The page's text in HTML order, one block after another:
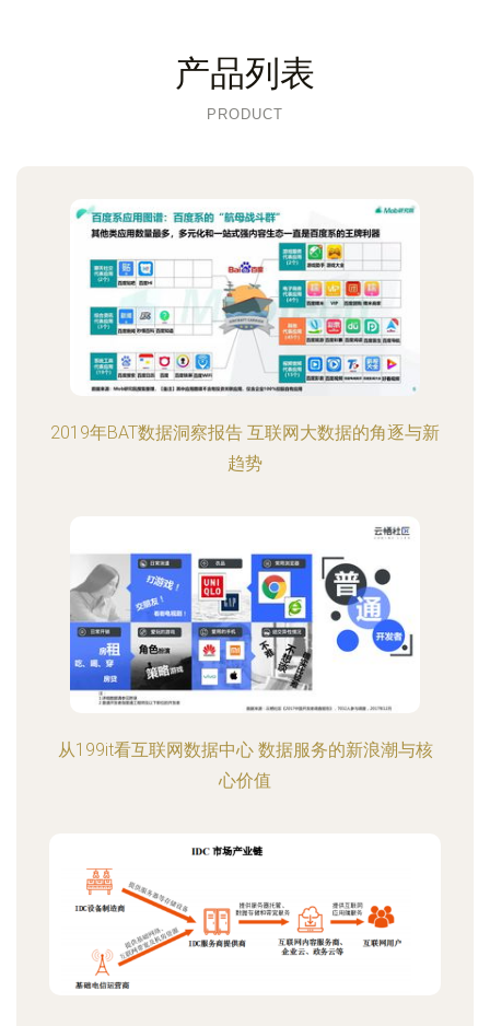
产品列表
PRODUCT
2019年BAT数据洞察报告 互联网大数据的角逐与新
趋势
从199it看互联网数据中心 数据服务的新浪潮与核
心价值